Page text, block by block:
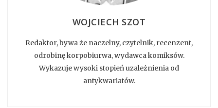
WOJCIECH SZOT
Redaktor, bywa że naczelny, czytelnik, recenzent,
odrobinę korpobiurwa, wydawca komiksów.
Wykazuje wysoki stopień uzależnienia od
antykwariatów.